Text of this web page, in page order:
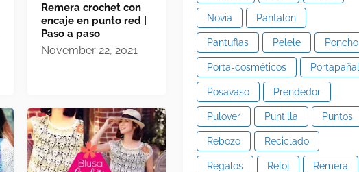
Remera crochet con
encaje en punto red |
Paso a paso
November 22, 2021
Novia Pantalon
Pantuflas Pelele Poncho
Porta-cosméticos Portapañal
Posavaso Prendedor
Pulover Puntilla Puntos
Rebozo Reciclado
Regalos Reloj Remera